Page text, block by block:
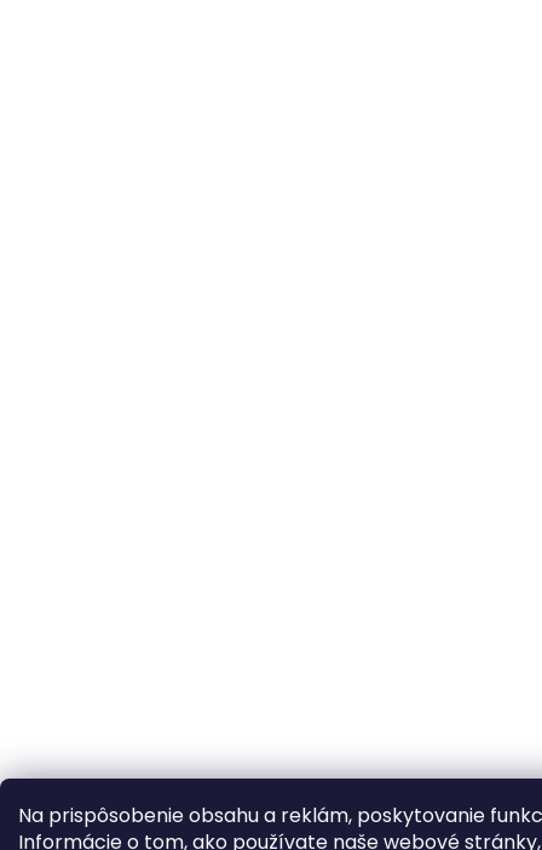
Na prispôsobenie obsahu a reklám, poskytovanie
Informácie o tom, ako používate naše webové